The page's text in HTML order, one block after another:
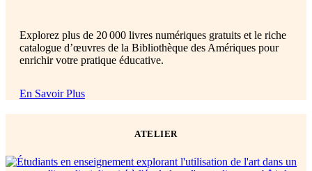
Explorez plus de 20 000 livres numériques gratuits et le riche
catalogue d’œuvres de la Bibliothèque des Amériques pour
enrichir votre pratique éducative.
En Savoir Plus
ATELIER